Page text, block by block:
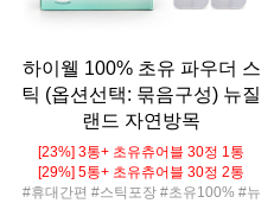
하이웰 100% 초유 파우더 스
틱 (옵션선택: 묶음구성) 뉴질
랜드 자연방목
[23%] 3통+ 초유츄어블 30정 1통
[29%] 5통+ 초유츄어블 30정 2통
#휴대간편 #스틱포장 #초유100% #뉴